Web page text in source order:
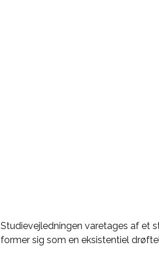
Studievejledningen varetages af et
former sig som en eksistentiel